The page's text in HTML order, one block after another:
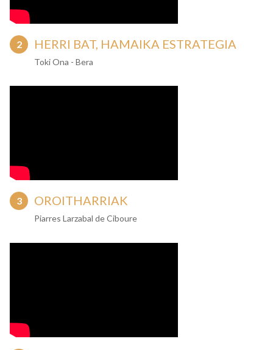
HERRI BAT, HAMAIKA ESTRATEGIA
Toki Ona - Bera
OROITHARRIAK
Piarres Larzabal de Ciboure